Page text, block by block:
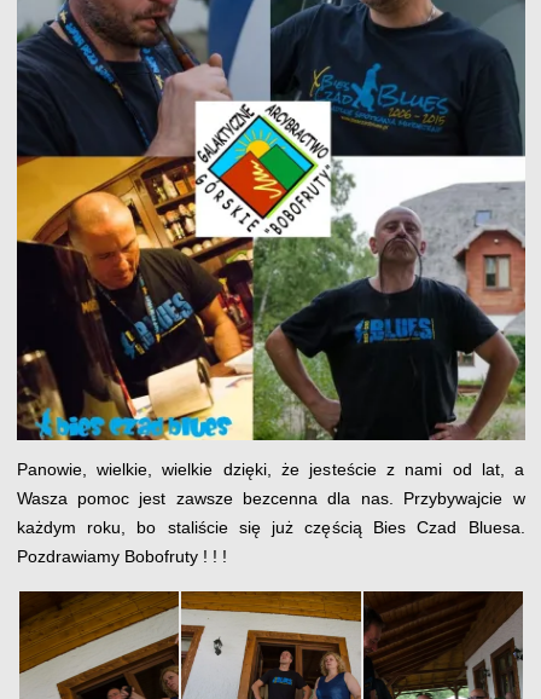
Panowie, wielkie, wielkie dzięki, że jesteście z nami od lat, a
Wasza pomoc jest zawsze bezcenna dla nas. Przybywajcie w
każdym roku, bo staliście się już częścią Bies Czad Bluesa.
Pozdrawiamy Bobofruty ! ! !